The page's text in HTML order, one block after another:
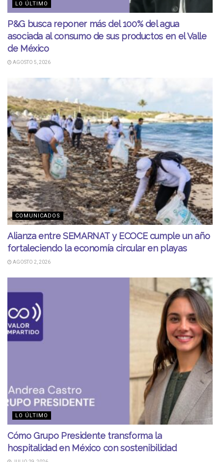
LO ÚLTIMO
P&G busca reponer más del 100% del agua
asociada al consumo de sus productos en el Valle
de México
AGOSTO 5, 2026
COMUNICADOS
Alianza entre SEMARNAT y ECOCE cumple un año
fortaleciendo la economía circular en playas
AGOSTO 2, 2026
LO ÚLTIMO
Cómo Grupo Presidente transforma la
hospitalidad en México con sostenibilidad